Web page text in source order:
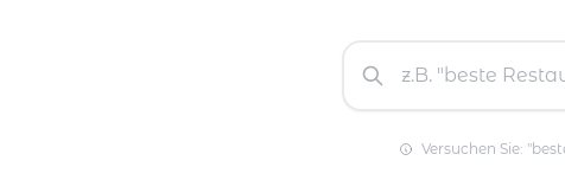
Versuchen Sie: